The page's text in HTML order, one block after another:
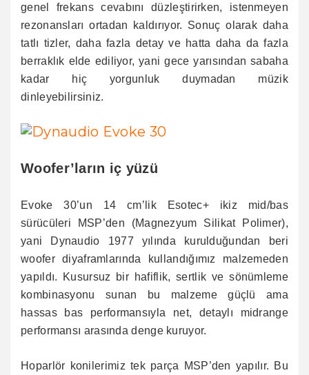
genel frekans cevabını düzleştirirken, istenmeyen
rezonansları ortadan kaldırıyor. Sonuç olarak daha
tatlı tizler, daha fazla detay ve hatta daha da fazla
berraklık elde ediliyor, yani gece yarısından sabaha
kadar hiç yorgunluk duymadan müzik
dinleyebilirsiniz.
Woofer’ların iç yüzü
Evoke 30’un 14 cm’lik Esotec+ ikiz mid/bas
sürücüleri MSP’den (Magnezyum Silikat Polimer),
yani Dynaudio 1977 yılında kurulduğundan beri
woofer diyaframlarında kullandığımız malzemeden
yapıldı. Kusursuz bir hafiflik, sertlik ve sönümleme
kombinasyonu sunan bu malzeme güçlü ama
hassas bas performansıyla net, detaylı midrange
performansı arasında denge kuruyor.
Hoparlör konilerimiz tek parça MSP’den yapılır. Bu